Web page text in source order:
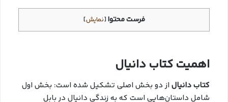
فرست محتوا [نمایش]
اهمیت کتاب دانیال
کتاب دانیالاز دو بخش اصلی تشکیل شده است: بخش اول
شامل داستان‌هایی است که به زندگی دانیال در بابل